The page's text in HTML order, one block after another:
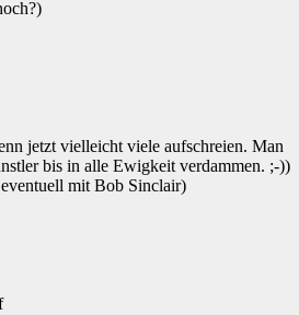
jetzt vielleicht viele aufschreien. Man
bis in alle Ewigkeit verdammen. ;-))
mit Bob Sinclair)